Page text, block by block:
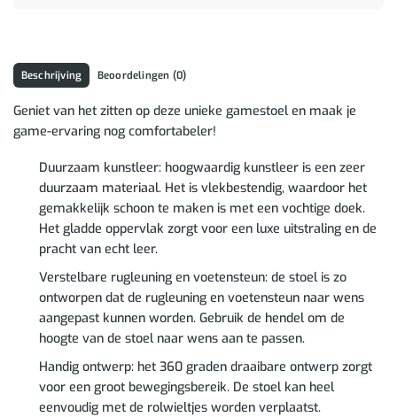
Beschrijving Beoordelingen (0)
Geniet van het zitten op deze unieke gamestoel en maak je
game-ervaring nog comfortabeler!
Duurzaam kunstleer: hoogwaardig kunstleer is een zeer
duurzaam materiaal. Het is vlekbestendig, waardoor het
gemakkelijk schoon te maken is met een vochtige doek.
Het gladde oppervlak zorgt voor een luxe uitstraling en de
pracht van echt leer.
Verstelbare rugleuning en voetensteun: de stoel is zo
ontworpen dat de rugleuning en voetensteun naar wens
aangepast kunnen worden. Gebruik de hendel om de
hoogte van de stoel naar wens aan te passen.
Handig ontwerp: het 360 graden draaibare ontwerp zorgt
voor een groot bewegingsbereik. De stoel kan heel
eenvoudig met de rolwieltjes worden verplaatst.